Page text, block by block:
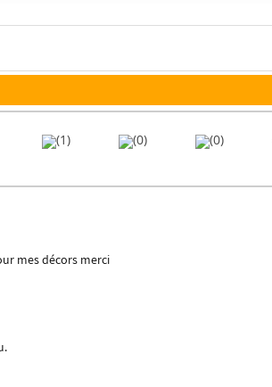
(1) (0)
(0)
mes décors merci